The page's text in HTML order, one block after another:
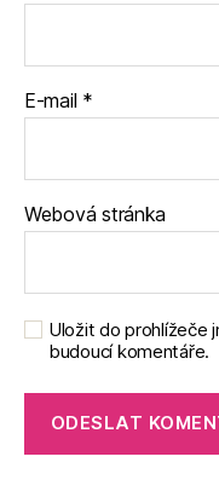
E-mail *
Webová stránka
Uložit do prohlížeče
budoucí komentáře.